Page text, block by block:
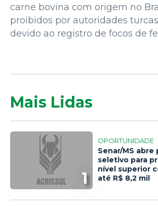
carne bovina com origem no
proibidos por autoridades
devido ao registro de focos de
Mais Lidas
1
OPORTUNIDADE
Senar/MS abre
seletivo para
nível superior
até R$ 8,2 mil